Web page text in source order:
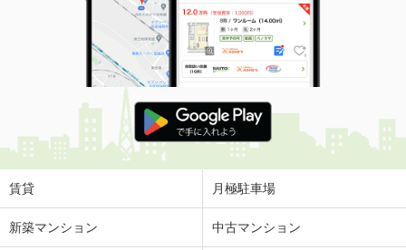
賃貸 月極駐車場
新築マンション 中古マンション